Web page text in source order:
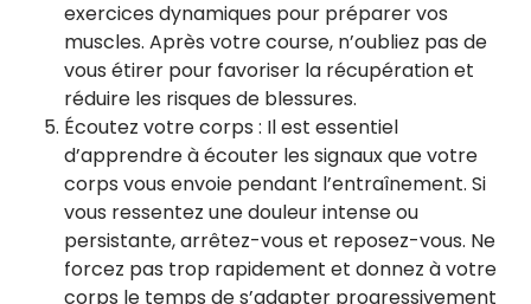
exercices dynamiques pour préparer vos
muscles. Après votre course, n’oubliez pas de
vous étirer pour favoriser la récupération et
réduire les risques de blessures.
Écoutez votre corps : Il est essentiel
d’apprendre à écouter les signaux que votre
corps vous envoie pendant l’entraînement. Si
vous ressentez une douleur intense ou
persistante, arrêtez-vous et reposez-vous. Ne
forcez pas trop rapidement et donnez à votre
corps le temps de s’adapter progressivement